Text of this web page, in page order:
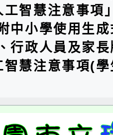
工智慧注意事項
中小學使用生
行政人員及家
智慧注意事項(